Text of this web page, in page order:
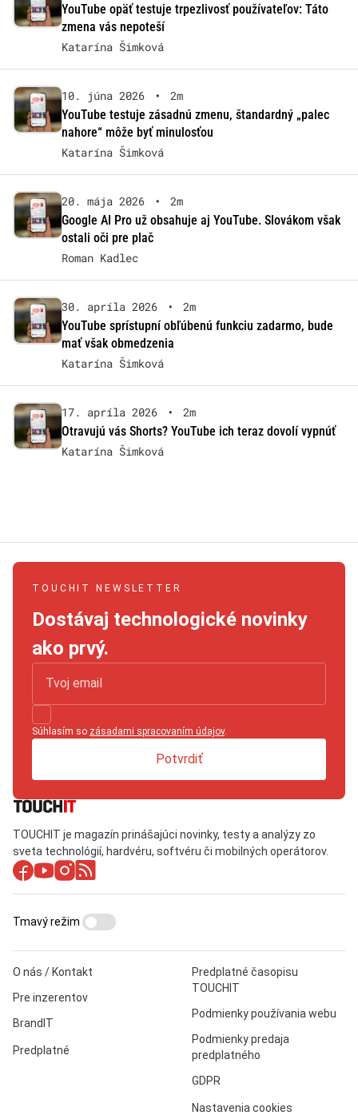
YouTube opäť testuje trpezlivosť používateľov: Táto
zmena vás nepoteší
Katarína Šimková
10. júna 2026 •
2m
YouTube testuje zásadnú zmenu, štandardný „palec
nahore“ môže byť minulosťou
Katarína Šimková
20. mája 2026 •
2m
Google AI Pro už obsahuje aj YouTube. Slovákom však
ostali oči pre plač
Roman Kadlec
30. apríla 2026 •
2m
YouTube sprístupní obľúbenú funkciu zadarmo, bude
mať však obmedzenia
Katarína Šimková
17. apríla 2026 •
2m
Otravujú vás Shorts? YouTube ich teraz dovolí vypnúť
Katarína Šimková
TOUCHIT NEWSLETTER
Dostávaj technologické novinky
ako prvý.
Súhlasím so zásadami spracovaním údajov.
Potvrdiť
TOUCHIT je magazín prinášajúci novinky, testy a analýzy zo
sveta technológií, hardvéru, softvéru či mobilných operátorov.
O nás / Kontakt
Pre inzerentov
BrandIT
Predplatné
Predplatné časopisu
TOUCHIT
Podmienky používania webu
Podmienky predaja
predplatného
GDPR
Nastavenia cookies
Tmavý režim